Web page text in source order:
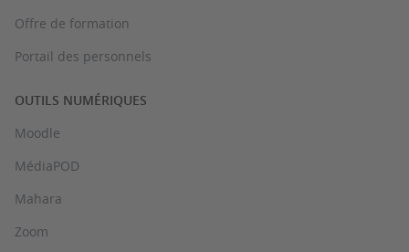
Offre de formation
Portail des personnels
OUTILS NUMÉRIQUES
Moodle
MédiaPOD
Mahara
Zoom